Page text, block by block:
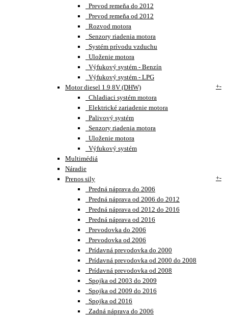
Prevod remeňa do 2012
Prevod remeňa od 2012
Rozvod motora
Senzory riadenia motora
Systém prívodu vzduchu
Uloženie motora
Výfukový systém - Benzín
Výfukový systém - LPG
Motor diesel 1.9 8V (DHW)
+-
Chladiaci systém motora
Elektrické zariadenie motora
Palivový systém
Senzory riadenia motora
Uloženie motora
Výfukový systém
Multimédiá
Náradie
Prenos sily
+-
Predná náprava do 2006
Predná náprava od 2006 do 2012
Predná náprava od 2012 do 2016
Predná náprava od 2016
Prevodovka do 2006
Prevodovka od 2006
Prídavná prevodovka do 2000
Prídavná prevodovka od 2000 do 2008
Prídavná prevodovka od 2008
Spojka od 2003 do 2009
Spojka od 2009 do 2016
Spojka od 2016
Zadná náprava do 2006